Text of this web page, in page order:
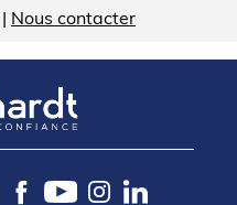
Nous contacter